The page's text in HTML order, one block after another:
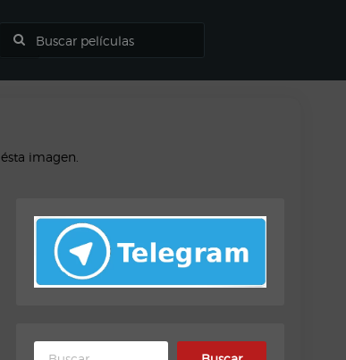
ésta imagen.
Buscar: